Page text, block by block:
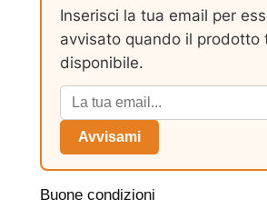
Inserisci la tua email per
avvisato quando il prodotto
disponibile.
Avvisami
Buone condizioni